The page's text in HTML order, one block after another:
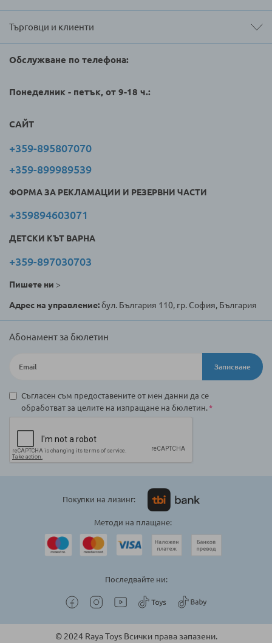
Търговци и клиенти
Обслужване по телефона:
Понеделник - петък, от 9-18 ч.:
САЙТ
+359-895807070
+359-899989539
ФОРМА ЗА РЕКЛАМАЦИИ И РЕЗЕРВНИ ЧАСТИ
+359894603071
ДЕТСКИ КЪТ ВАРНА
+359-897030703
Пишете ни >
Адрес на управление:бул. България 110, гр. София, България
Абонамент за бюлетин
Записване
Съгласен съм предоставените от мен данни да се
обработват за целите на изпращане на бюлетин.
Покупки на лизинг:
Методи на плащане:
Последвайте ни:
© 2024 Raya Toys Всички права запазени.